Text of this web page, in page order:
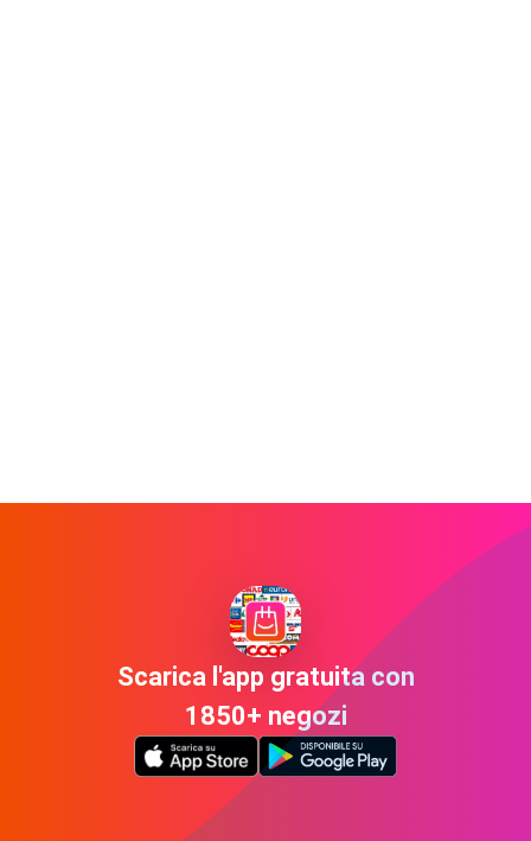
Scarica l'app gratuita con
1850+ negozi